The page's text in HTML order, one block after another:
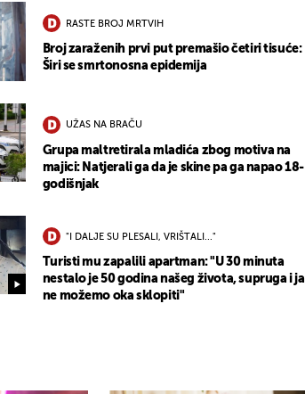
RASTE BROJ MRTVIH
Broj zaraženih prvi put premašio četiri tisuće:
Širi se smrtonosna epidemija
UŽAS NA BRAČU
Grupa maltretirala mladića zbog motiva na
majici: Natjerali ga da je skine pa ga napao 18-
godišnjak
"I DALJE SU PLESALI, VRIŠTALI..."
Turisti mu zapalili apartman: "U 30 minuta
nestalo je 50 godina našeg života, supruga i ja
ne možemo oka sklopiti"